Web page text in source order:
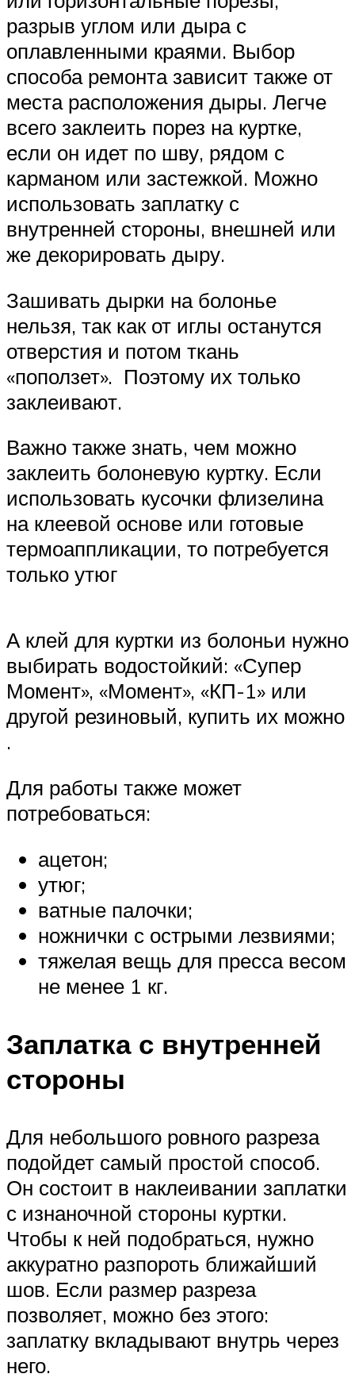
разрыв углом или дыра с
оплавленными краями. Выбор
способа ремонта зависит также от
места расположения дыры. Легче
всего заклеить порез на куртке,
если он идет по шву, рядом с
карманом или застежкой. Можно
использовать заплатку с
внутренней стороны, внешней или
же декорировать дыру.
Зашивать дырки на болонье
нельзя, так как от иглы останутся
отверстия и потом ткань
«поползет». Поэтому их только
заклеивают.
Важно также знать, чем можно
заклеить болоневую куртку. Если
использовать кусочки флизелина
на клеевой основе или готовые
термоаппликации, то потребуется
только утюг
А клей для куртки из болоньи нужно
выбирать водостойкий: «Супер
Момент», «Момент», «КП-1» или
другой резиновый, купить их можно
.
Для работы также может
потребоваться:
ацетон;
утюг;
ватные палочки;
ножнички с острыми лезвиями;
тяжелая вещь для пресса весом
не менее 1 кг.
Заплатка с внутренней
стороны
Для небольшого ровного разреза
подойдет самый простой способ.
Он состоит в наклеивании заплатки
с изнаночной стороны куртки.
Чтобы к ней подобраться, нужно
аккуратно разпороть ближайший
шов. Если размер разреза
позволяет, можно без этого:
заплатку вкладывают внутрь через
него.